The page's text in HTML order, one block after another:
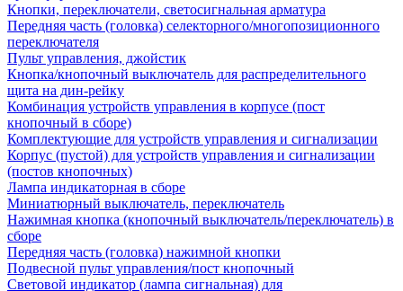
Кнопки, переключатели, светосигнальная арматура
Передняя часть (головка) селекторного/многопозиционного
переключателя
Пульт управления, джойстик
Кнопка/кнопочный выключатель для распределительного
щита на дин-рейку
Комбинация устройств управления в корпусе (пост
кнопочный в сборе)
Комплектующие для устройств управления и сигнализации
Корпус (пустой) для устройств управления и сигнализации
(постов кнопочных)
Лампа индикаторная в сборе
Миниатюрный выключатель, переключатель
Нажимная кнопка (кнопочный выключатель/переключатель) в
сборе
Передняя часть (головка) нажимной кнопки
Подвесной пульт управления/пост кнопочный
Световой индикатор (лампа сигнальная) для